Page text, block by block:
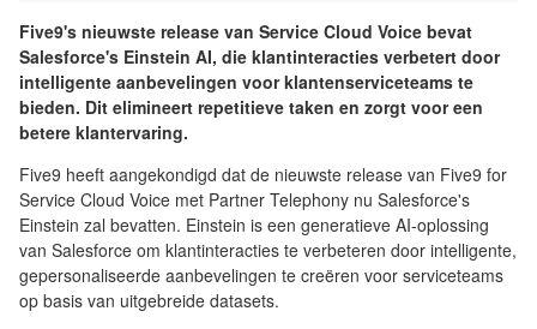
Five9's nieuwste release van Service Cloud Voice bevat
Salesforce's Einstein AI, die klantinteracties verbetert door
intelligente aanbevelingen voor klantenserviceteams te
bieden. Dit elimineert repetitieve taken en zorgt voor een
betere klantervaring.
Five9 heeft aangekondigd dat de nieuwste release van Five9 for
Service Cloud Voice met Partner Telephony nu Salesforce's
Einstein zal bevatten. Einstein is een generatieve AI-oplossing
van Salesforce om klantinteracties te verbeteren door intelligente,
gepersonaliseerde aanbevelingen te creëren voor serviceteams
op basis van uitgebreide datasets.